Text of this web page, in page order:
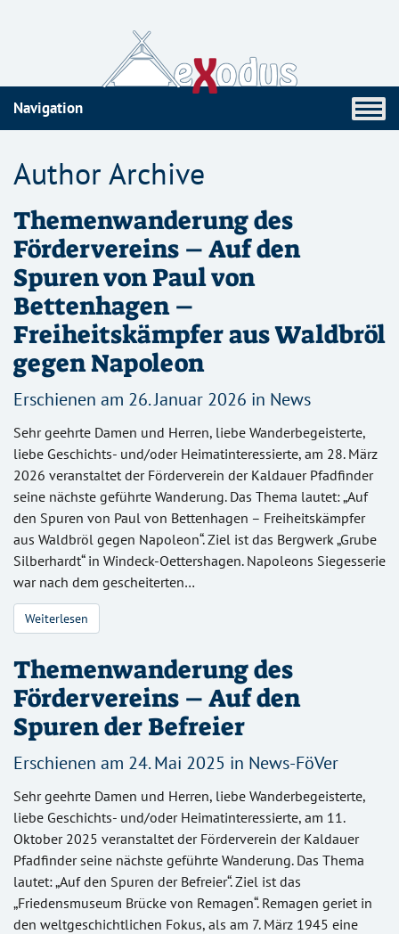
Navigation
Author Archive
Themenwanderung des
Fördervereins – Auf den
Spuren von Paul von
Bettenhagen –
Freiheitskämpfer aus Waldbröl
gegen Napoleon
Erschienen am 26. Januar 2026 in News
Sehr geehrte Damen und Herren, liebe Wanderbegeisterte,
liebe Geschichts- und/oder Heimatinteressierte, am 28. März
2026 veranstaltet der Förderverein der Kaldauer Pfadfinder
seine nächste geführte Wanderung. Das Thema lautet: „Auf
den Spuren von Paul von Bettenhagen – Freiheitskämpfer
aus Waldbröl gegen Napoleon“. Ziel ist das Bergwerk „Grube
Silberhardt“ in Windeck-Oettershagen. Napoleons Siegesserie
war nach dem gescheiterten…
Weiterlesen
Themenwanderung des
Fördervereins – Auf den
Spuren der Befreier
Erschienen am 24. Mai 2025 in News-FöVer
Sehr geehrte Damen und Herren, liebe Wanderbegeisterte,
liebe Geschichts- und/oder Heimatinteressierte, am 11.
Oktober 2025 veranstaltet der Förderverein der Kaldauer
Pfadfinder seine nächste geführte Wanderung. Das Thema
lautet: „Auf den Spuren der Befreier“. Ziel ist das
„Friedensmuseum Brücke von Remagen“. Remagen geriet in
den weltgeschichtlichen Fokus, als am 7. März 1945 eine